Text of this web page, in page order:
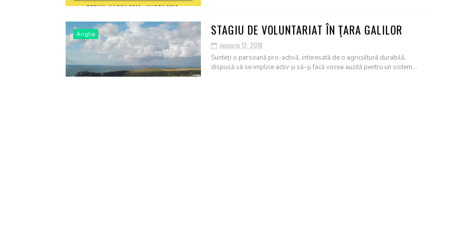
Anglia STAGIU DE VOLUNTARIAT ÎN ŢARA GALILOR
ianuarie 12, 2018
Sunteți o persoană pro-activă, interesată de o agricultură durabilă,
dispusă să se implice activ și să-şi facă vocea auzită pentru un sistem...